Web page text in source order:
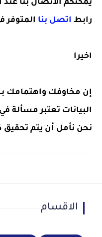
يمكنكم الاتصال بنا
رابط اتصل بنا المتوفر
اخيرا
إن مخاوفك
البيانات تعتبر مسألة
نحن نأمل أن يتم
الاقسام